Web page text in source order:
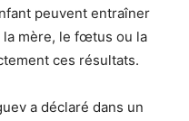
peuvent entraîner
mère, le fœtus ou la
ces résultats.
a déclaré dans un